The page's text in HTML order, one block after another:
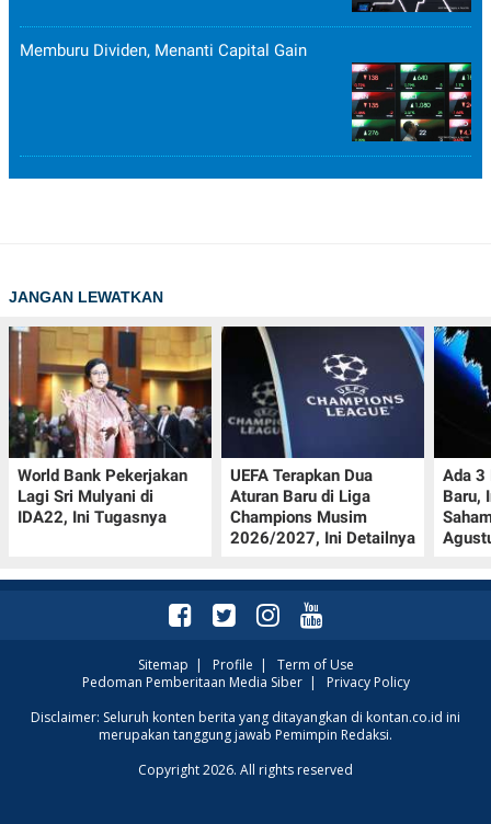
Memburu Dividen, Menanti Capital Gain
JANGAN LEWATKAN
World Bank Pekerjakan
Lagi Sri Mulyani di
IDA22, Ini Tugasnya
UEFA Terapkan Dua
Aturan Baru di Liga
Champions Musim
2026/2027, Ini Detailnya
Ada 3
Baru,
Sitemap | Profile | Term of Use
Pedoman Pemberitaan Media Siber| Privacy Policy
Disclaimer: Seluruh konten berita yang ditayangkan di kontan.co.id ini
merupakan tanggung jawab Pemimpin Redaksi.
Copyright 2026. All rights reserved